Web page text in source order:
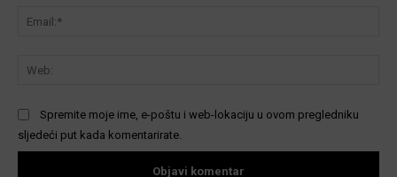
Spremite moje ime, e-poštu i web-lokaciju u ovom pregledniku
sljedeći put kada komentarirate.